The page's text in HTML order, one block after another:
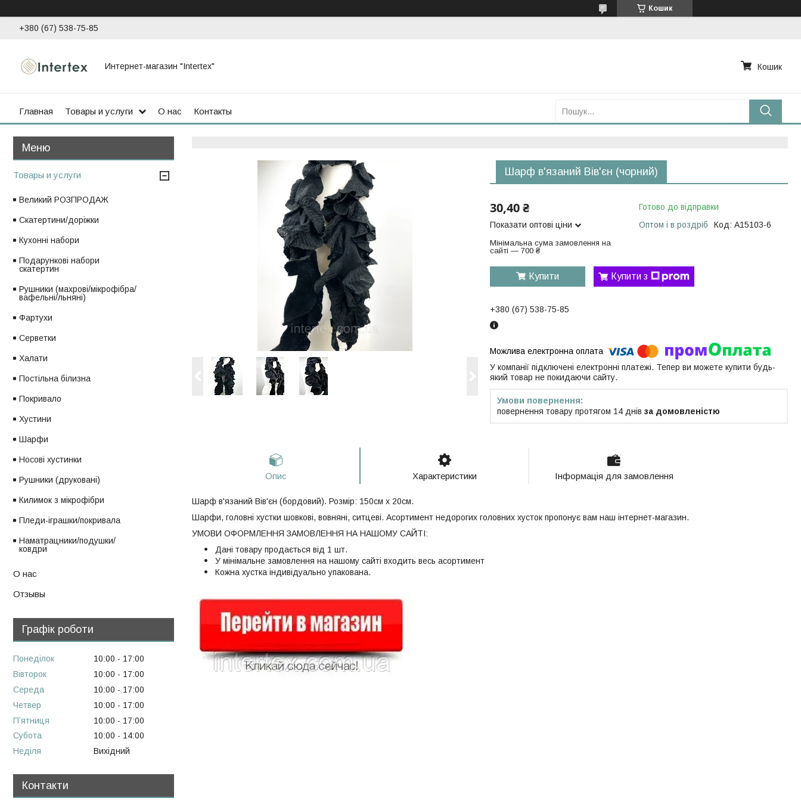
Кошик
+380 (67) 538-75-85
Интернет-магазин "Intertex" Кошик
Главная Товары и услуги О нас Контакты
Шарф в'язаний Вів'єн (чорний)
30,40 ₴
Показати оптові ціни
Мінімальна сума замовлення на
сайті — 700 ₴
Готово до відправки
Оптом і в роздріб
Код: А15103-6
Купити Купити з
+380 (67) 538-75-85
У компанії підключені електронні платежі. Тепер ви можете купити будь-
який товар не покидаючи сайту.
повернення товару протягом 14 днів за домовленістю
Опис Характеристики Інформація для замовлення
Шарф в'язаний Вів'єн (бордовий). Розмір: 150см х 20см.
Шарфи, головні хустки шовкові, вовняні, ситцеві. Асортимент недорогих головних хусток пропонує вам наш інтернет-магазин.
УМОВИ ОФОРМЛЕННЯ ЗАМОВЛЕННЯ НА НАШОМУ САЙТІ:
Дані товару продається від 1 шт.
У мінімальне замовлення на нашому сайті входить весь асортимент
Кожна хустка індивідуально упакована.
Товары и услуги
Великий РОЗПРОДАЖ
Скатертини/доріжки
Кухонні набори
Подарункові набори
скатертин
Рушники (махрові/мікрофібра/
вафельні/льняні)
Фартухи
Серветки
Халати
Постільна білизна
Покривало
Хустини
Шарфи
Носові хустинки
Рушники (друковані)
Килимок з мікрофібри
Пледи-іграшки/покривала
Наматрацники/подушки/
ковдри
О нас
Отзывы
Графік роботи
Понеділок 10:00
17:00
Вівторок
10:00
17:00
Середа
10:00
17:00
Четвер
10:00
17:00
Пʼятниця
10:00
17:00
Субота
10:00
14:00
Неділя
Вихідний
Контакти